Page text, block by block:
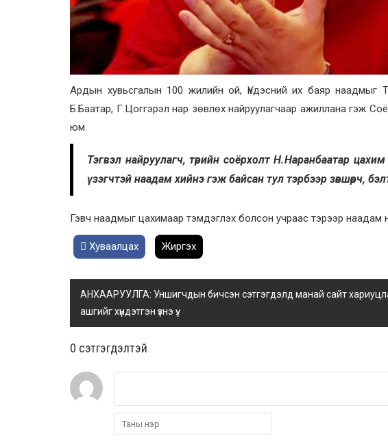
Ардын хувьсгалын 100 жилийн ой, Үндэсний их баяр наадмыг
Б.Баатар, Г.Цоггэрэл нар зөвлөх найруулагчаар ажиллана гэж
юм.
Тэгвэл найруулагч, төрийн соёрхолт Н.Наранбаатар
үзэгчтэй наадам хийнэ гэж байсан тул тэрбээр зөвшөөрч,
Гэвч наадмыг цахимаар тэмдэглэх болсон учраас тэрээр наадам
Хуваалцах Жиргэх
АНХААРУУЛГА: Уншигчдын бичсэн сэтгэгдэлд манай сайт
ашгийг хүндэтгэн үзнэ үү.
0 cэтгэгдэлтэй